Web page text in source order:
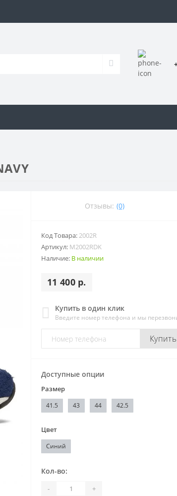
Отзывы: (0)
Код Товара:2002R
Артикул: M2002RDK
Наличие: В наличии
11 400 р.
Купить в один клик
Введите номер телефона и мы
Купить
Доступные опции
Размер
41.5 43 44 42.5
Цвет
Синий
Кол-во:
- +